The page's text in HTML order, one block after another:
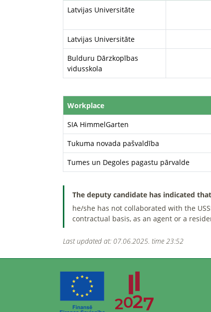
Latvijas Universitāte
Latvijas Universitāte
Bulduru Dārzkopības
vidusskola
Workplace
SIA HimmelGarten
Tukuma novada pašvaldība
Tumes un Degoles pagastu pārvalde
The deputy candidate has indicated
he/she has not collaborated with the
contractual basis, as an agent or a
Last updated at: 07.06.2025. time 23:52